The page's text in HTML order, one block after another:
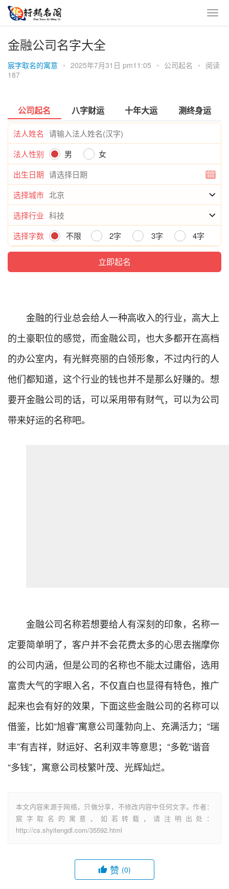
金融公司名字大全
宸字取名的寓意 • 2025年7月31日 pm11:05 • 公司起名 • 阅读
187
公司起名 八字财运 十年大运 测终身运
法人姓名
法人性别
男
女
出生日期
选择城市
选择行业
选择字数
不限 2字 3字 4字
金融的行业总会给人一种高收入的行业，高大上
的土豪职位的感觉，而金融公司，也大多都开在高档
的办公室内，有光鲜亮丽的白领形象，不过内行的人
他们都知道，这个行业的钱也并不是那么好赚的。想
要开金融公司的话，可以采用带有财气，可以为公司
带来好运的名称吧。
金融公司名称若想要给人有深刻的印象，名称一
定要简单明了，客户并不会花费太多的心思去揣摩你
的公司内涵，但是公司的名称也不能太过庸俗，选用
富贵大气的字眼入名，不仅直白也显得有特色，推广
起来也会有好的效果，下面这些金融公司的名称可以
借鉴，比如“旭睿”寓意公司蓬勃向上、充满活力；“瑞
丰”有吉祥，财运好、名利双丰等意思；“多乾”谐音
“多钱”，寓意公司枝繁叶茂、光辉灿烂。
本文内容来源于网络，只做分享，不修改内容中任何文字。作者：
宸字取名的寓意，如若转载，请注明出处：
http://cs.shyitengdl.com/35592.html
赞 (0)